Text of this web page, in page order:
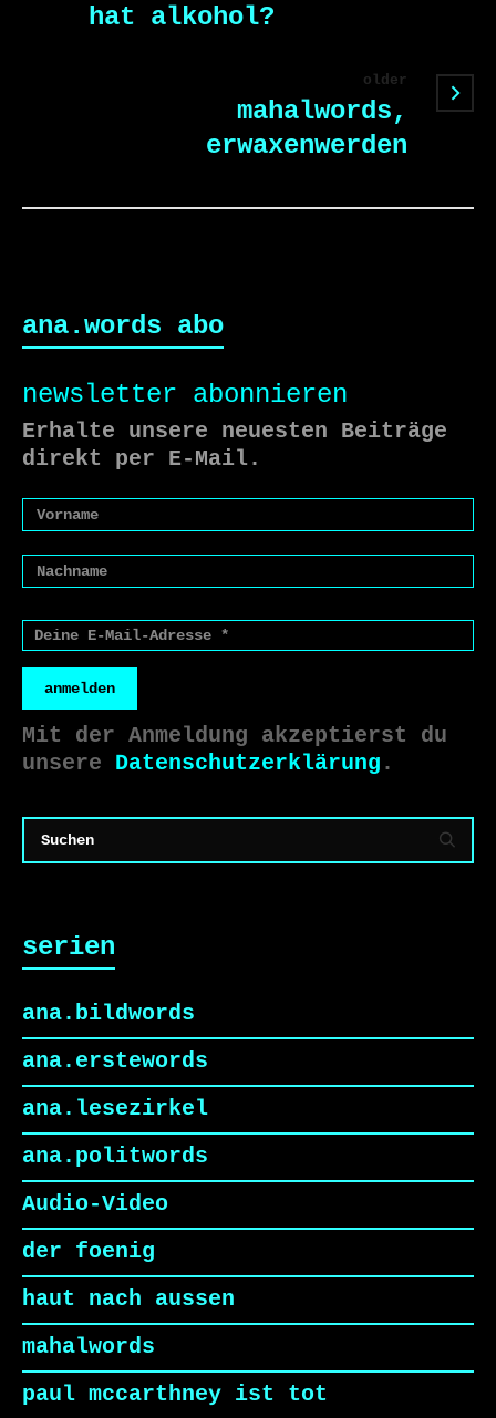
hat alkohol?
older
mahalwords,
erwaxenwerden
ana.words abo
newsletter abonnieren
Erhalte unsere neuesten Beiträge
direkt per E-Mail.
anmelden
Mit der Anmeldung akzeptierst du
unsere Datenschutzerklärung .
serien
ana.bildwords
ana.erstewords
ana.lesezirkel
ana.politwords
Audio-Video
der foenig
haut nach aussen
mahalwords
paul mccarthney ist tot